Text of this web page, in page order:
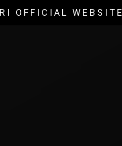
OFFICIAL WEBSITE